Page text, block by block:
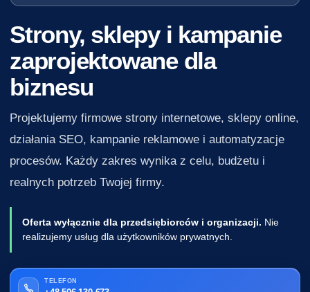
Strony, sklepy i kampanie
zaprojektowane dla
biznesu
Projektujemy firmowe strony internetowe, sklepy online,
działania SEO, kampanie reklamowe i automatyzacje
procesów. Każdy zakres wynika z celu, budżetu i
realnych potrzeb Twojej firmy.
Oferta wyłącznie dla przedsiębiorców i organizacji. Nie
realizujemy usług dla użytkowników prywatnych.
TELEFON